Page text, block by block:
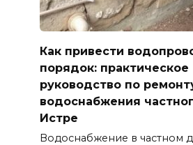
Как привести
порядок: практическое
руководство по
водоснабжения
Истре
Водоснабжение в частном